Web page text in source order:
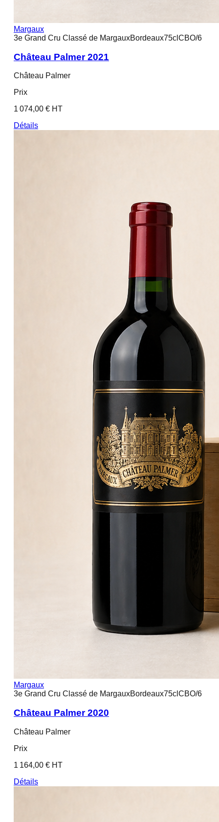
Margaux
3e Grand Cru Classé de MargauxBordeaux75cl CBO/6
Château Palmer 2021
Château Palmer
Prix
1 074,00 € HT
Détails
Margaux
3e Grand Cru Classé de MargauxBordeaux75cl CBO/6
Château Palmer 2020
Château Palmer
Prix
1 164,00 € HT
Détails